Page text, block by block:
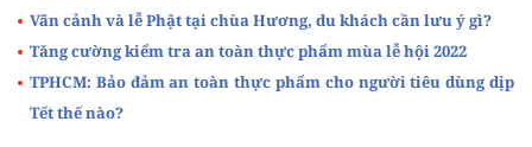
Vãn cảnh và lễ Phật tại chùa Hương, du khách cần lưu ý gì?
Tăng cường kiểm tra an toàn thực phẩm mùa lễ hội 2022
TPHCM: Bảo đảm an toàn thực phẩm cho người tiêu dùng dịp
Tết thế nào?